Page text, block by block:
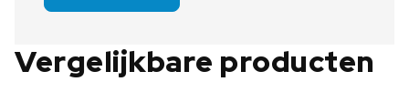
Vergelijkbare producten